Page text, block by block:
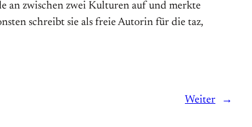
an zwischen zwei Kulturen auf und merkte
schreibt sie als freie Autorin für die taz,
Weiter →